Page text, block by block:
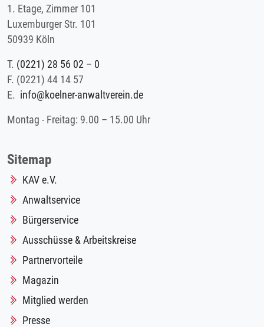
1. Etage, Zimmer 101
Luxemburger Str. 101
50939 Köln
T. (0221) 28 56 02 – 0
F. (0221) 44 14 57
E. info@koelner-anwaltverein.de
Montag - Freitag: 9.00 – 15.00 Uhr
Sitemap
KAV e.V.
Anwaltservice
Bürgerservice
Ausschüsse & Arbeitskreise
Partnervorteile
Magazin
Mitglied werden
Presse